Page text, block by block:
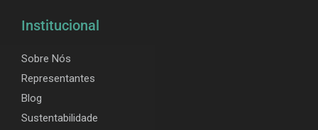
Institucional
Sobre Nós
Representantes
Blog
Sustentabilidade